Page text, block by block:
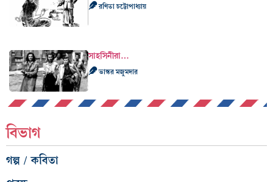
রণিতা চট্টোপাধ্যায়
সাহসিনীরা…
ভাস্কর মজুমদার
বিভাগ
গল্প / কবিতা